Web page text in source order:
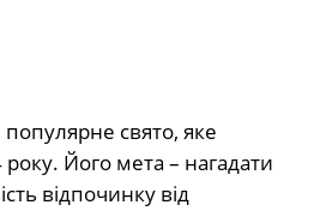
свято, яке
Його мета – нагадати
відпочинку від